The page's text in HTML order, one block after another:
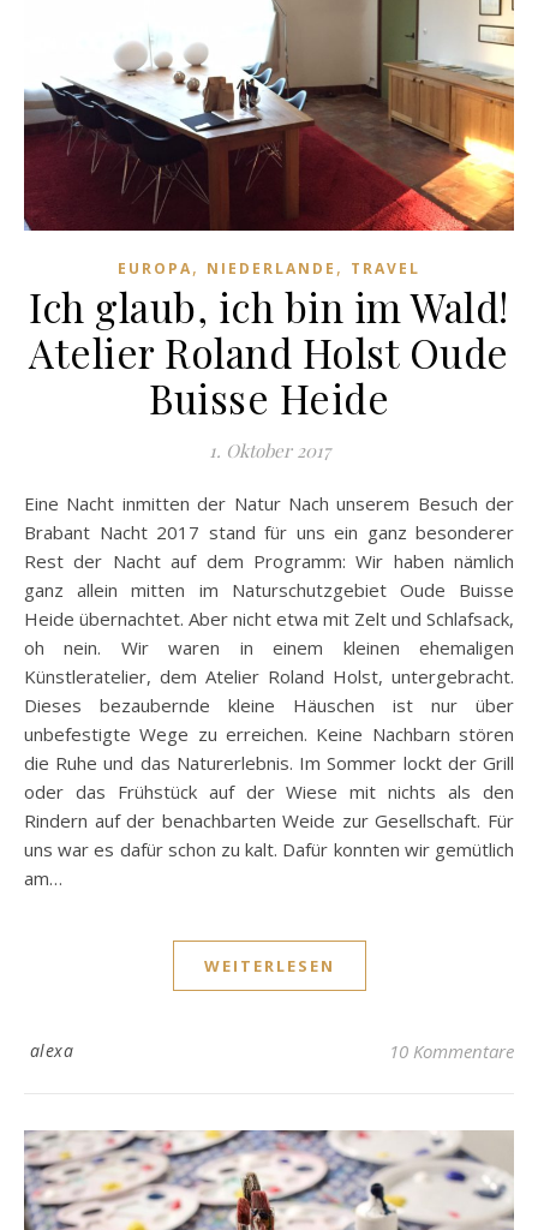
EUROPA, NIEDERLANDE , TRAVEL
Ich glaub, ich bin im Wald!
Atelier Roland Holst Oude
Buisse Heide
1. Oktober 2017
Eine Nacht inmitten der Natur Nach unserem Besuch der
Brabant Nacht 2017 stand für uns ein ganz besonderer
Rest der Nacht auf dem Programm: Wir haben nämlich
ganz allein mitten im Naturschutzgebiet Oude Buisse
Heide übernachtet. Aber nicht etwa mit Zelt und Schlafsack,
oh nein. Wir waren in einem kleinen ehemaligen
Künstleratelier, dem Atelier Roland Holst, untergebracht.
Dieses bezaubernde kleine Häuschen ist nur über
unbefestigte Wege zu erreichen. Keine Nachbarn stören
die Ruhe und das Naturerlebnis. Im Sommer lockt der Grill
oder das Frühstück auf der Wiese mit nichts als den
Rindern auf der benachbarten Weide zur Gesellschaft. Für
uns war es dafür schon zu kalt. Dafür konnten wir gemütlich
am…
WEITERLESEN
alexa 10 Kommentare